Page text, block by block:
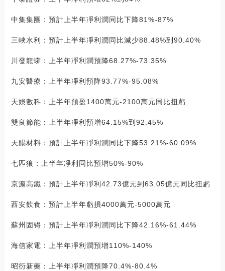
中集集團：預計上半年凈利潤同比下降81%-87%
三峽水利：預計上半年凈利潤同比減少88.48%到90.40%
川發龍蟒：上半年凈利潤預降68.27%-73.35%
九安醫療：上半年凈利預降93.77%-95.08%
天娛數科：上半年預盈1400萬元-2100萬元同比扭虧
雙良節能：上半年凈利預增64.15%到92.45%
天賜材料：預計上半年凈利潤同比下降53.21%-60.09%
七匹狼：上半年凈利同比預增50%-90%
京滬高鐵：預計上半年凈利42.73億元到63.05億元同比扭虧
西安飲食：預計上半年虧損4000萬元-5000萬元
蘇州固锝：預計上半年凈利潤同比下降42.16%-61.44%
海信家電：上半年凈利潤預增110%-140%
昭衍新藥：上半年凈利潤預降70.4%-80.4%